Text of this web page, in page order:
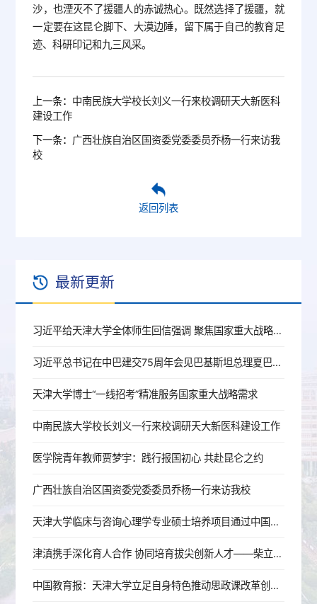
沙，也湮灭不了援疆人的赤诚热心。既然选择了援疆，就
一定要在这昆仑脚下、大漠边陲，留下属于自己的教育足
迹、科研印记和九三风采。
上一条： 中南民族大学校长刘义一行来校调研天大新医科
建设工作
下一条： 广西壮族自治区国资委党委委员乔杨一行来访我
校
返回列表
最新更新
习近平给天津大学全体师生回信强调 聚焦国家重大战略需求提高人才培养质量 更好服务经济社会发展
习近平总书记在中巴建交75周年会见巴基斯坦总理夏巴兹重要指示精神专题联学会召开
天津大学博士“一线招考”精准服务国家重大战略需求
中南民族大学校长刘义一行来校调研天大新医科建设工作
医学院青年教师贾梦宇：践行报国初心 共赴昆仑之约
广西壮族自治区国资委党委委员乔杨一行来访我校
天津大学临床与咨询心理学专业硕士培养项目通过中国心理学会注册认证
津滇携手深化育人合作 协同培育拔尖创新人才——柴立元校长赴云南开展校地育人合作交流
中国教育报：天津大学立足自身特色推动思政课改革创新——用“理工配方”推导育人最优解